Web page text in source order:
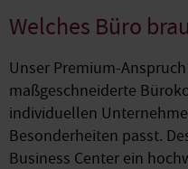
Welches Büro
Unser Premium-Anspruch
maßgeschneiderte
individuellen
Besonderheiten passt.
Business Center ein